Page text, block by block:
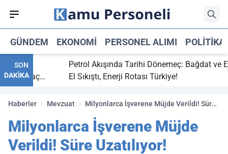
GÜNDEM EKONOMI PERSONEL ALIMI POLITIKA
SON
DAKİKA
bitti,
maç
Petrol Akışında Tarihi Dönemeç: Bağdat ve
El Sıkıştı, Enerji Rotası Türkiye!
Haberler Mevzuat
Milyonlarca İşverene Müjde Verildi! Süre
Milyonlarca İşverene Müjde
Verildi! Süre Uzatılıyor!